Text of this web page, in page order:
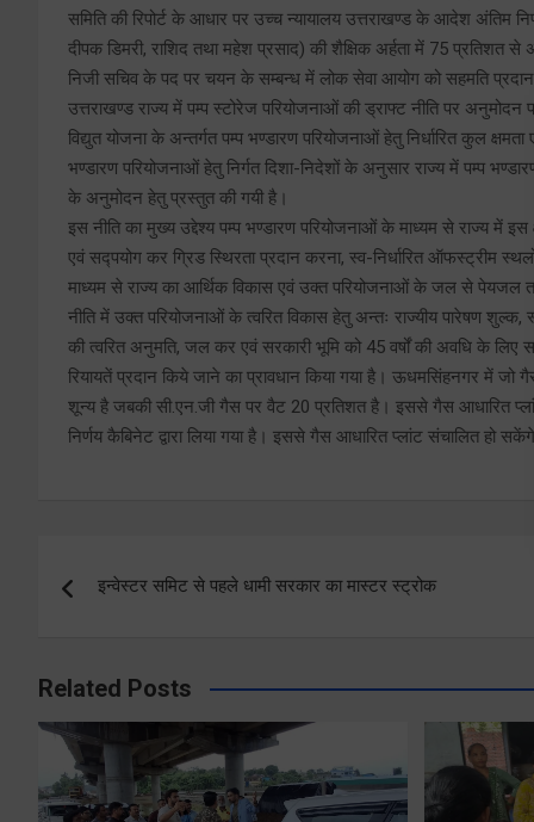
समिति की रिपोर्ट के आधार पर उच्च न्यायालय उत्तराखण्ड के आदेश अंतिम
दीपक डिमरी, राशिद तथा महेश प्रसाद) की शैक्षिक अर्हता में 75 प्रतिशत
निजी सचिव के पद पर चयन के सम्बन्ध में लोक सेवा आयोग को सहमति प्रदान
उत्तराखण्ड राज्य में पम्प स्टोरेज परियोजनाओं की ड्राफ्ट नीति पर अनुमोदन
विद्युत योजना के अन्तर्गत पम्प भण्डारण परियोजनाओं हेतु निर्धारित कुल
भण्डारण परियोजनाओं हेतु निर्गत दिशा-निदेशों के अनुसार राज्य में पम्प
के अनुमोदन हेतु प्रस्तुत की गयी है।
इस नीति का मुख्य उद्देश्य पम्प भण्डारण परियोजनाओं के माध्यम से राज्य में इस
एवं सद्पयोग कर ग्रिड स्थिरता प्रदान करना, स्व-निर्धारित ऑफस्ट्रीम
माध्यम से राज्य का आर्थिक विकास एवं उक्त परियोजनाओं के जल से पेयजल
नीति में उक्त परियोजनाओं के त्वरित विकास हेतु अन्तः राज्यीय पारेषण शुल्क,
की त्वरित अनुमति, जल कर एवं सरकारी भूमि को 45 वर्षों की अवधि के
रियायतें प्रदान किये जाने का प्रावधान किया गया है। ऊधमसिंहनगर में जो
शून्य है जबकी सी.एन.जी गैस पर वैट 20 प्रतिशत है। इससे गैस आधारित
निर्णय कैबिनेट द्वारा लिया गया है। इससे गैस आधारित प्लांट संचालित हो
navigation
इन्वेस्टर समिट से पहले धामी सरकार का मास्टर स्ट्रोक
Related Posts